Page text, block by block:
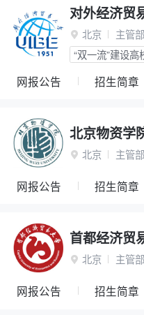
对外经济贸
 北京 主管部
“双一流”建设高
网报公告 招生简章
北京物资学
 北京 主管部
网报公告 招生简章
首都经济贸
 北京 主管部
网报公告 招生简章